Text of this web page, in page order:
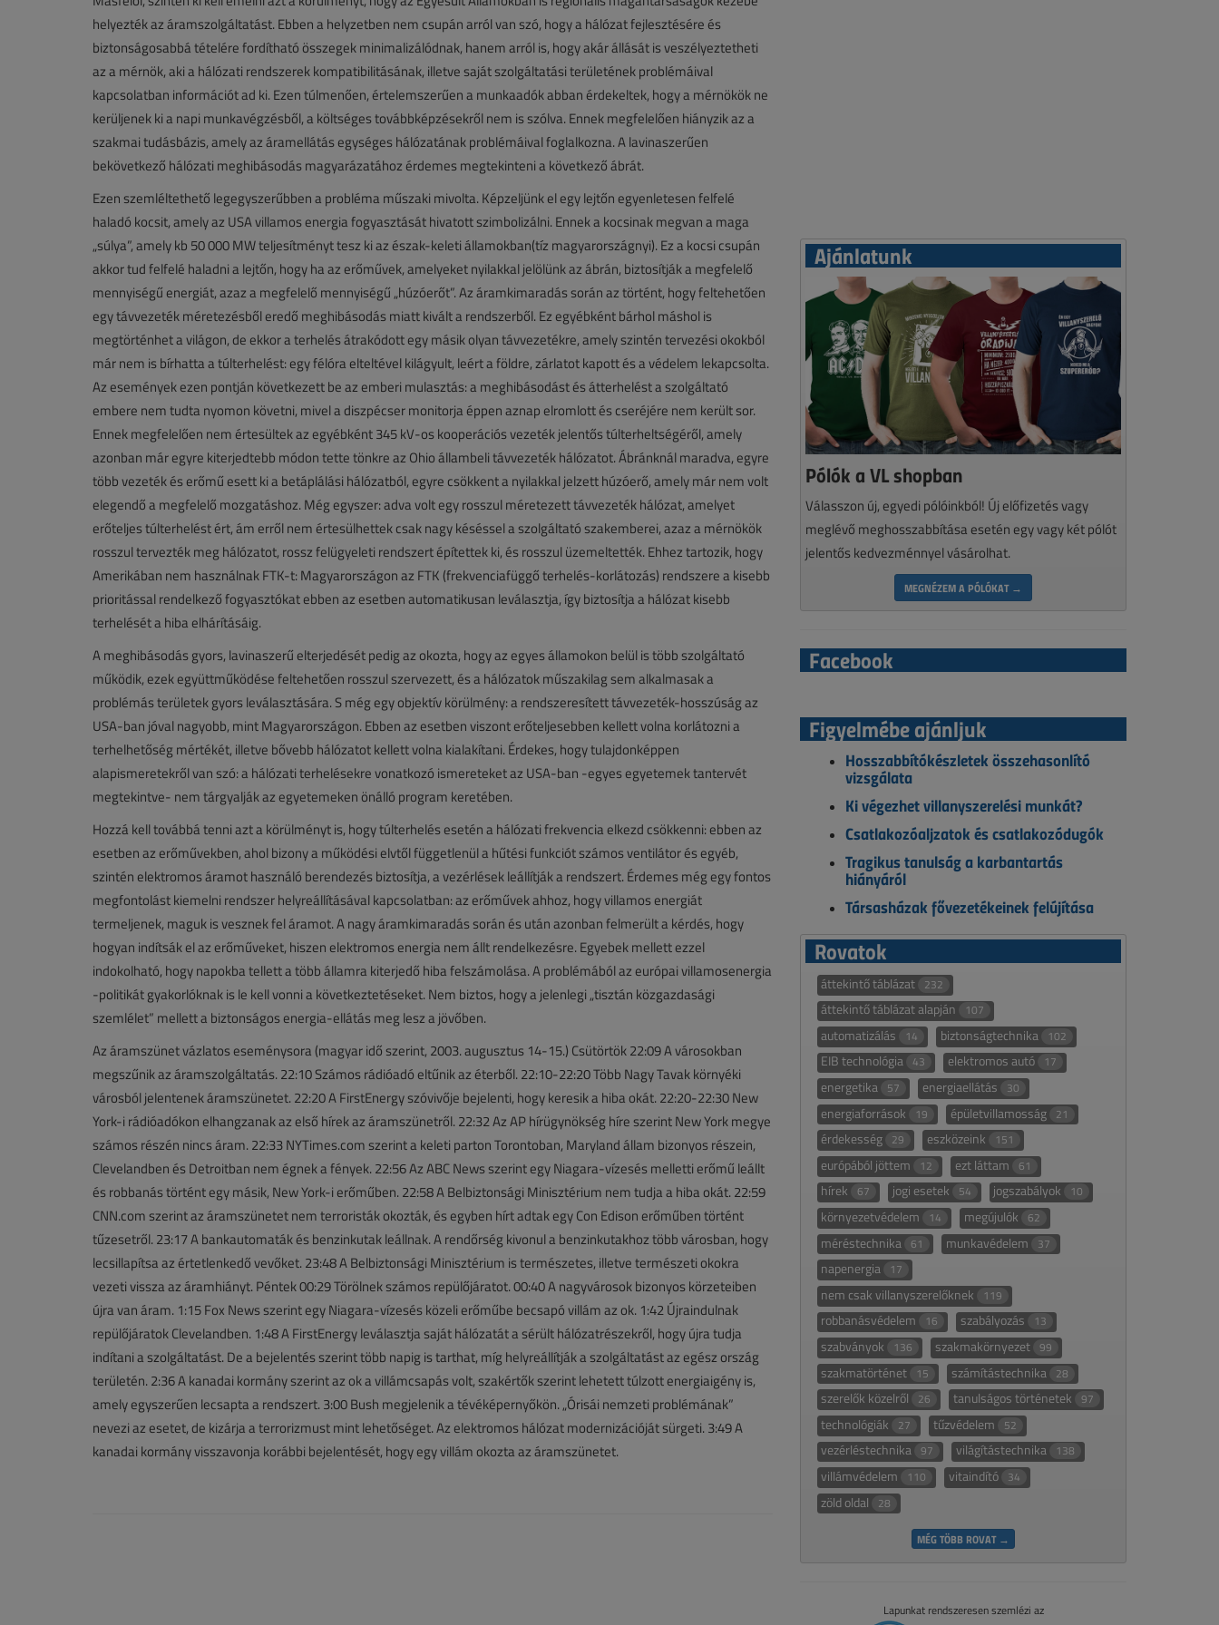
helyezték az áramszolgáltatást. Ebben a helyzetben nem csupán arról van szó, hogy a hálózat fejlesztésére és
biztonságosabbá tételére fordítható összegek minimalizálódnak, hanem arról is, hogy akár állását is veszélyeztetheti
az a mérnök, aki a hálózati rendszerek kompatibilitásának, illetve saját szolgáltatási területének problémáival
kapcsolatban információt ad ki. Ezen túlmenően, értelemszerűen a munkaadók abban érdekeltek, hogy a mérnökök ne
kerüljenek ki a napi munkavégzésből, a költséges továbbképzésekről nem is szólva. Ennek megfelelően hiányzik az a
szakmai tudásbázis, amely az áramellátás egységes hálózatának problémáival foglalkozna. A lavinaszerűen
bekövetkező hálózati meghibásodás magyarázatához érdemes megtekinteni a következő ábrát.
Ezen szemléltethető legegyszerűbben a probléma műszaki mivolta. Képzeljünk el egy lejtőn egyenletesen felfelé
haladó kocsit, amely az USA villamos energia fogyasztását hivatott szimbolizálni. Ennek a kocsinak megvan a maga
„súlya”, amely kb 50 000 MW teljesítményt tesz ki az észak-keleti államokban(tíz magyarországnyi). Ez a kocsi csupán
akkor tud felfelé haladni a lejtőn, hogy ha az erőművek, amelyeket nyilakkal jelölünk az ábrán, biztosítják a megfelelő
mennyiségű energiát, azaz a megfelelő mennyiségű „húzóerőt”. Az áramkimaradás során az történt, hogy feltehetően
egy távvezeték méretezésből eredő meghibásodás miatt kivált a rendszerből. Ez egyébként bárhol máshol is
megtörténhet a világon, de ekkor a terhelés átrakódott egy másik olyan távvezetékre, amely szintén tervezési okokból
már nem is bírhatta a túlterhelést: egy félóra elteltével kilágyult, leért a földre, zárlatot kapott és a védelem lekapcsolta.
Az események ezen pontján következett be az emberi mulasztás: a meghibásodást és átterhelést a szolgáltató
embere nem tudta nyomon követni, mivel a diszpécser monitorja éppen aznap elromlott és cseréjére nem került sor.
Ennek megfelelően nem értesültek az egyébként 345 kV-os kooperációs vezeték jelentős túlterheltségéről, amely
azonban már egyre kiterjedtebb módon tette tönkre az Ohio állambeli távvezeték hálózatot. Ábránknál maradva, egyre
több vezeték és erőmű esett ki a betáplálási hálózatból, egyre csökkent a nyilakkal jelzett húzóerő, amely már nem volt
elegendő a megfelelő mozgatáshoz. Még egyszer: adva volt egy rosszul méretezett távvezeték hálózat, amelyet
erőteljes túlterhelést ért, ám erről nem értesülhettek csak nagy késéssel a szolgáltató szakemberei, azaz a mérnökök
rosszul tervezték meg hálózatot, rossz felügyeleti rendszert építettek ki, és rosszul üzemeltették. Ehhez tartozik, hogy
Amerikában nem használnak FTK-t: Magyarországon az FTK (frekvenciafüggő terhelés-korlátozás) rendszere a kisebb
prioritással rendelkező fogyasztókat ebben az esetben automatikusan leválasztja, így biztosítja a hálózat kisebb
terhelését a hiba elhárításáig.
A meghibásodás gyors, lavinaszerű elterjedését pedig az okozta, hogy az egyes államokon belül is több szolgáltató
működik, ezek együttműködése feltehetően rosszul szervezett, és a hálózatok műszakilag sem alkalmasak a
problémás területek gyors leválasztására. S még egy objektív körülmény: a rendszeresített távvezeték-hosszúság az
USA-ban jóval nagyobb, mint Magyarországon. Ebben az esetben viszont erőteljesebben kellett volna korlátozni a
terhelhetőség mértékét, illetve bővebb hálózatot kellett volna kialakítani. Érdekes, hogy tulajdonképpen
alapismeretekről van szó: a hálózati terhelésekre vonatkozó ismereteket az USA-ban -egyes egyetemek tantervét
megtekintve- nem tárgyalják az egyetemeken önálló program keretében.
Hozzá kell továbbá tenni azt a körülményt is, hogy túlterhelés esetén a hálózati frekvencia elkezd csökkenni: ebben az
esetben az erőművekben, ahol bizony a működési elvtől függetlenül a hűtési funkciót számos ventilátor és egyéb,
szintén elektromos áramot használó berendezés biztosítja, a vezérlések leállítják a rendszert. Érdemes még egy fontos
megfontolást kiemelni rendszer helyreállításával kapcsolatban: az erőművek ahhoz, hogy villamos energiát
termeljenek, maguk is vesznek fel áramot. A nagy áramkimaradás során és után azonban felmerült a kérdés, hogy
hogyan indítsák el az erőműveket, hiszen elektromos energia nem állt rendelkezésre. Egyebek mellett ezzel
indokolható, hogy napokba tellett a több államra kiterjedő hiba felszámolása. A problémából az európai villamosenergia
-politikát gyakorlóknak is le kell vonni a következtetéseket. Nem biztos, hogy a jelenlegi „tisztán közgazdasági
szemlélet” mellett a biztonságos energia-ellátás meg lesz a jövőben.
Az áramszünet vázlatos eseménysora (magyar idő szerint, 2003. augusztus 14-15.) Csütörtök 22:09 A városokban
megszűnik az áramszolgáltatás. 22:10 Számos rádióadó eltűnik az éterből. 22:10-22:20 Több Nagy Tavak környéki
városból jelentenek áramszünetet. 22:20 A FirstEnergy szóvivője bejelenti, hogy keresik a hiba okát. 22:20-22:30 New
York-i rádióadókon elhangzanak az első hírek az áramszünetről. 22:32 Az AP hírügynökség híre szerint New York megye
számos részén nincs áram. 22:33 NYTimes.com szerint a keleti parton Torontoban, Maryland állam bizonyos részein,
Clevelandben és Detroitban nem égnek a fények. 22:56 Az ABC News szerint egy Niagara-vízesés melletti erőmű leállt
és robbanás történt egy másik, New York-i erőműben. 22:58 A Belbiztonsági Minisztérium nem tudja a hiba okát. 22:59
CNN.com szerint az áramszünetet nem terroristák okozták, és egyben hírt adtak egy Con Edison erőműben történt
tűzesetről. 23:17 A bankautomaták és benzinkutak leállnak. A rendőrség kivonul a benzinkutakhoz több városban, hogy
lecsillapítsa az értetlenkedő vevőket. 23:48 A Belbiztonsági Minisztérium is természetes, illetve természeti okokra
vezeti vissza az áramhiányt. Péntek 00:29 Törölnek számos repülőjáratot. 00:40 A nagyvárosok bizonyos körzeteiben
újra van áram. 1:15 Fox News szerint egy Niagara-vízesés közeli erőműbe becsapó villám az ok. 1:42 Újraindulnak
repülőjáratok Clevelandben. 1:48 A FirstEnergy leválasztja saját hálózatát a sérült hálózatrészekről, hogy újra tudja
indítani a szolgáltatást. De a bejelentés szerint több napig is tarthat, míg helyreállítják a szolgáltatást az egész ország
területén. 2:36 A kanadai kormány szerint az ok a villámcsapás volt, szakértők szerint lehetett túlzott energiaigény is,
amely egyszerűen lecsapta a rendszert. 3:00 Bush megjelenik a tévéképernyőkön. „Órisái nemzeti problémának”
nevezi az esetet, de kizárja a terrorizmust mint lehetőséget. Az elektromos hálózat modernizációját sürgeti. 3:49 A
kanadai kormány visszavonja korábbi bejelentését, hogy egy villám okozta az áramszünetet.
Ajánlatunk
Pólók a VL shopban
Válasszon új, egyedi pólóinkból! Új előfizetés vagy
meglévő meghosszabbítása esetén egy vagy két pólót
jelentős kedvezménnyel vásárolhat.
MEGNÉZEM A PÓLÓKAT →
Facebook
Figyelmébe ajánljuk
Hosszabbítókészletek összehasonlító
vizsgálata
Ki végezhet villanyszerelési munkát?
Csatlakozóaljzatok és csatlakozódugók
Tragikus tanulság a karbantartás
hiányáról
Társasházak fővezetékeinek felújítása
Rovatok
áttekintő táblázat 232
áttekintő táblázat alapján 107
automatizálás 14 biztonságtechnika 102
EIB technológia 43 elektromos autó 17
energetika 57 energiaellátás 30
energiaforrások 19 épületvillamosság 21
érdekesség 29 eszközeink 151
európából jöttem 12 ezt láttam 61
hírek 67 jogi esetek 54 jogszabályok 10
környezetvédelem 14 megújulók 62
méréstechnika 61 munkavédelem 37
napenergia 17
nem csak villanyszerelőknek 119
robbanásvédelem 16 szabályozás 13
szabványok 136 szakmakörnyezet 99
szakmatörténet 15 számítástechnika 28
szerelők közelről 26 tanulságos történetek 97
technológiák 27 tűzvédelem 52
vezérléstechnika 97 világítástechnika 138
villámvédelem 110 vitaindító 34
zöld oldal 28
MÉG TÖBB ROVAT →
Lapunkat rendszeresen szemlézi az